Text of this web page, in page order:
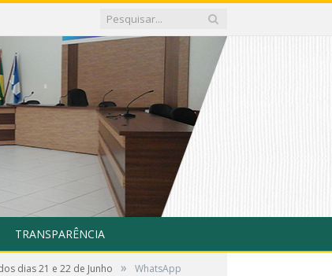
TRANSPARÊNCIA
dias 21 e 22 de Junho » WhatsApp